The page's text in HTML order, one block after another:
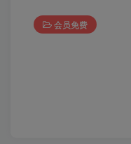
会员免费